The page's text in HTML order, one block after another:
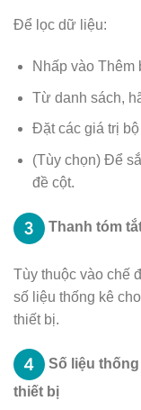
Để lọc dữ liệu:
Nhấp vào Thêm
Từ danh sách,
Đặt các giá trị
(Tùy chọn) Để
đề cột.
Thanh tóm
Tùy thuộc vào chế
số liệu thống kê
thiết bị.
Số liệu
thiết bị